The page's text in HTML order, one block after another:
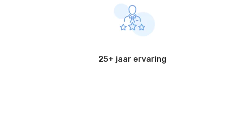
25+ jaar ervaring